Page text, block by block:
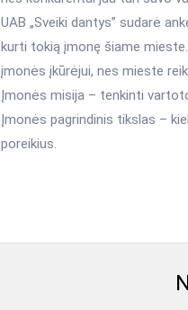
UAB „Sveiki dantys” sudarė
kurti tokią įmonę šiame
įmonės įkūrėjui, nes mieste
Įmonės misija – tenkinti
Įmonės pagrindinis tikslas –
poreikius.